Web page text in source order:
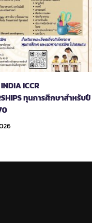
ICCR
ทุนการศึกษาสำหรับปี